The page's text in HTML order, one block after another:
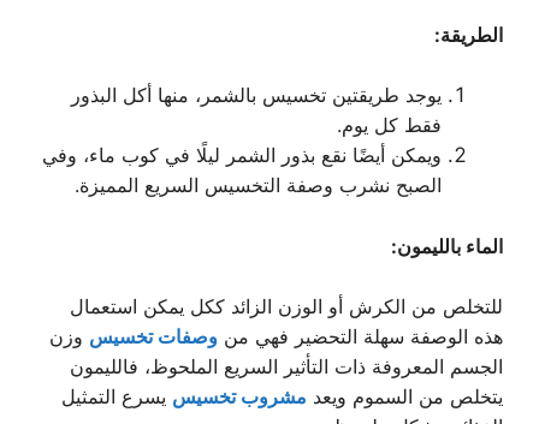
الطريقة:
يوجد طريقتين تخسيس بالشمر، منها أكل البذور
فقط كل يوم.
ويمكن أيضًا نقع بذور الشمر ليلًا في كوب ماء، وفي
الصبح نشرب وصفة التخسيس السريع المميزة.
الماء بالليمون:
للتخلص من الكرش أو الوزن الزائد ككل يمكن استعمال
هذه الوصفة سهلة التحضير فهي من وصفات تخسيس وزن
الجسم المعروفة ذات التأثير السريع الملحوظ، فالليمون
يتخلص من السموم ويعد مشروب تخسيس يسرع التمثيل